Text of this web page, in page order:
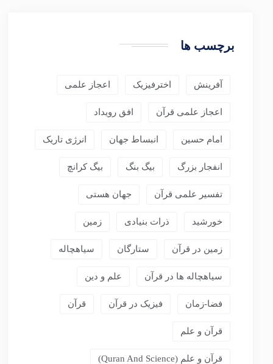
برچسب ها
آفرینش اخترفیزیک اعجاز علمی
اعجاز علمی قرآن افق رویداد
امام حسین انبساط جهان انرژی تاریک
انفجار بزرگ بیگ بنگ بیگ کرانچ
تفسیر علمی قرآن جهان هستی
خورشید ذرات بنیادی زمین
زمین در قرآن ستارگان سیاهچاله
سیاهچاله ها در قرآن علم و دین
فضا-زمان فیزیک در قرآن قرآن
قرآن و علم
قرآن و علم (Quran And Science)